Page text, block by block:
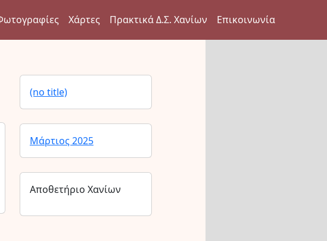
Χάρτες Πρακτικά Δ.Σ. Χανίων Επικοινωνία
(no title)
Μάρτιος 2025
Αποθετήριο Χανίων